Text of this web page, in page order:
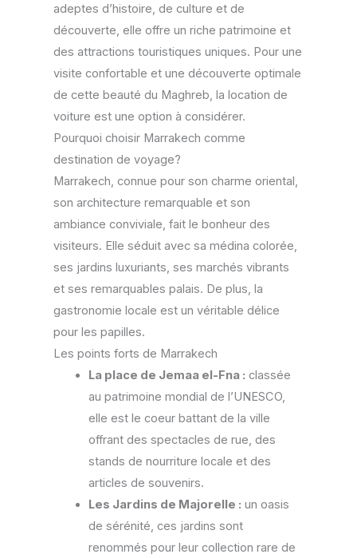
adeptes d’histoire, de culture et de
découverte, elle offre un riche patrimoine et
des attractions touristiques uniques. Pour une
visite confortable et une découverte optimale
de cette beauté du Maghreb, la location de
voiture est une option à considérer.
Pourquoi choisir Marrakech comme
destination de voyage?
Marrakech, connue pour son charme oriental,
son architecture remarquable et son
ambiance conviviale, fait le bonheur des
visiteurs. Elle séduit avec sa médina colorée,
ses jardins luxuriants, ses marchés vibrants
et ses remarquables palais. De plus, la
gastronomie locale est un véritable délice
pour les papilles.
Les points forts de Marrakech
La place de Jemaa el-Fna : classée
au patrimoine mondial de l’UNESCO,
elle est le coeur battant de la ville
offrant des spectacles de rue, des
stands de nourriture locale et des
articles de souvenirs.
Les Jardins de Majorelle : un oasis
de sérénité, ces jardins sont
renommés pour leur collection rare de